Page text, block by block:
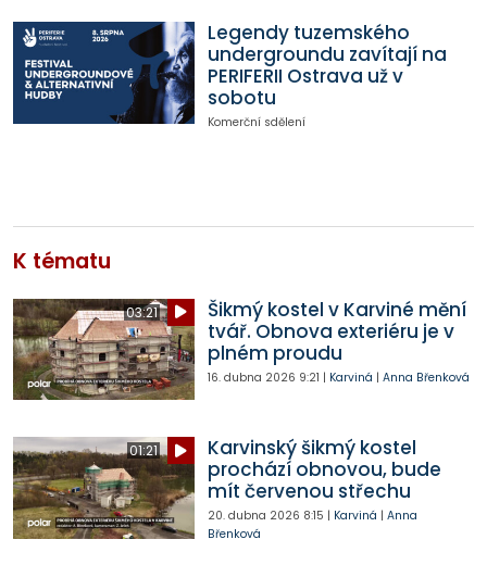
Legendy tuzemského
undergroundu zavítají na
PERIFERII Ostrava už v
sobotu
Komerční sdělení
K tématu
03:21
Šikmý kostel v Karviné mění
tvář. Obnova exteriéru je v
plném proudu
16. dubna 2026 9:21 | Karviná | Anna Břenková
01:21
Karvinský šikmý kostel
prochází obnovou, bude
mít červenou střechu
20. dubna 2026 8:15 | Karviná | Anna
Břenková